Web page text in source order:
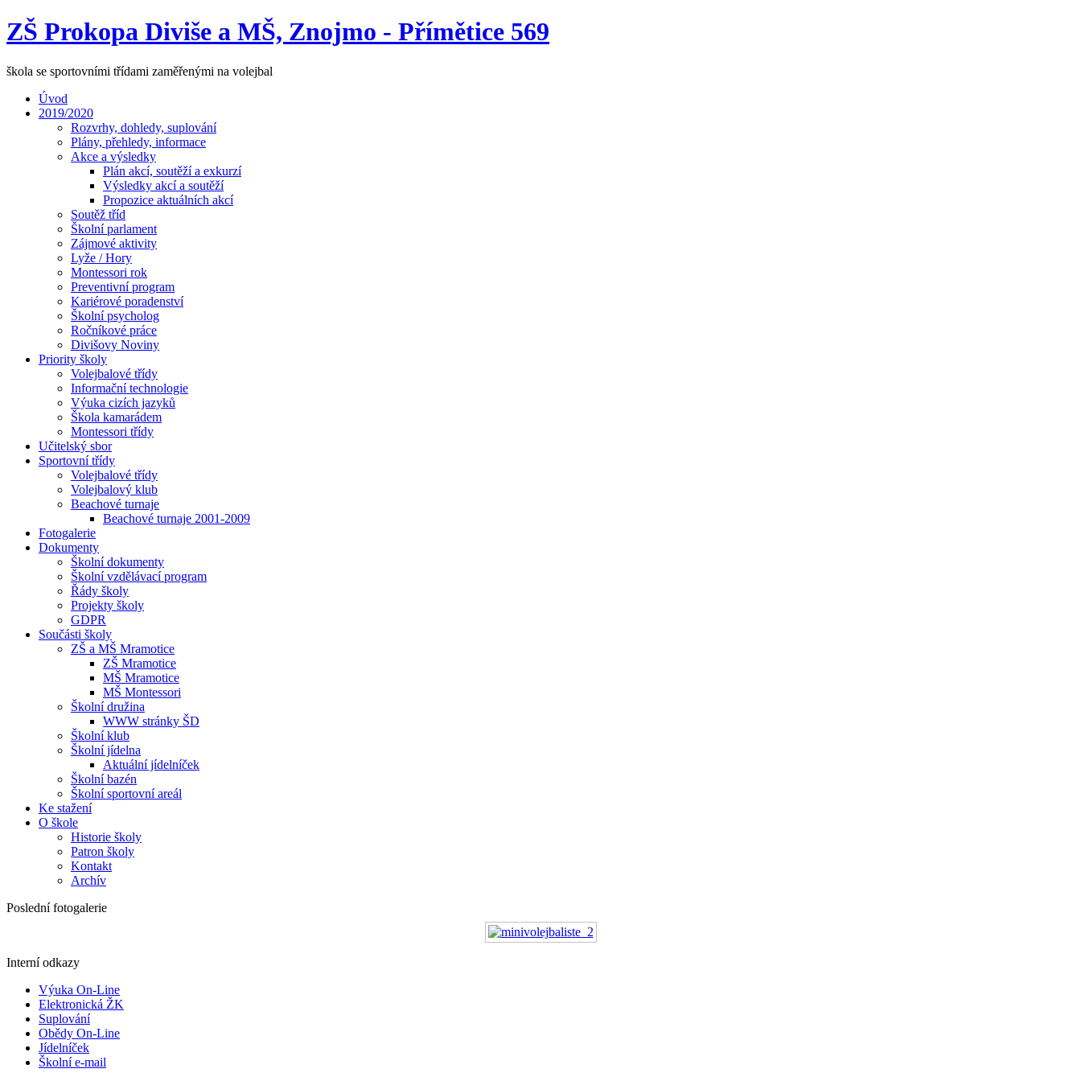
ZŠ Prokopa Diviše a MŠ, Znojmo - Přímětice 569
škola se sportovními třídami zaměřenými na volejbal
Úvod
2019/2020
Rozvrhy, dohledy, suplování
Plány, přehledy, informace
Akce a výsledky
Plán akcí, soutěží a exkurzí
Výsledky akcí a soutěží
Propozice aktuálních akcí
Soutěž tříd
Školní parlament
Zájmové aktivity
Lyže / Hory
Montessori rok
Preventivní program
Kariérové poradenství
Školní psycholog
Ročníkové práce
Divišovy Noviny
Priority školy
Volejbalové třídy
Informační technologie
Výuka cizích jazyků
Škola kamarádem
Montessori třídy
Učitelský sbor
Sportovní třídy
Volejbalové třídy
Volejbalový klub
Beachové turnaje
Beachové turnaje 2001-2009
Fotogalerie
Dokumenty
Školní dokumenty
Školní vzdělávací program
Řády školy
Projekty školy
GDPR
Součásti školy
ZŠ a MŠ Mramotice
ZŠ Mramotice
MŠ Mramotice
MŠ Montessori
Školní družina
WWW stránky ŠD
Školní klub
Školní jídelna
Aktuální jídelníček
Školní bazén
Školní sportovní areál
Ke stažení
O škole
Historie školy
Patron školy
Kontakt
Archív
Poslední fotogalerie
Interní odkazy
Výuka On-Line
Elektronická ŽK
Suplování
Obědy On-Line
Jídelníček
Školní e-mail